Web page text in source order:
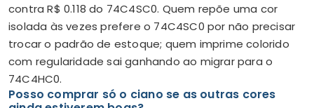
contra R$ 0.118 do 74C4SC0. Quem repõe uma cor
isolada às vezes prefere o 74C4SC0 por não precisar
trocar o padrão de estoque; quem imprime colorido
com regularidade sai ganhando ao migrar para o
74C4HC0.
Posso comprar só o ciano se as outras cores